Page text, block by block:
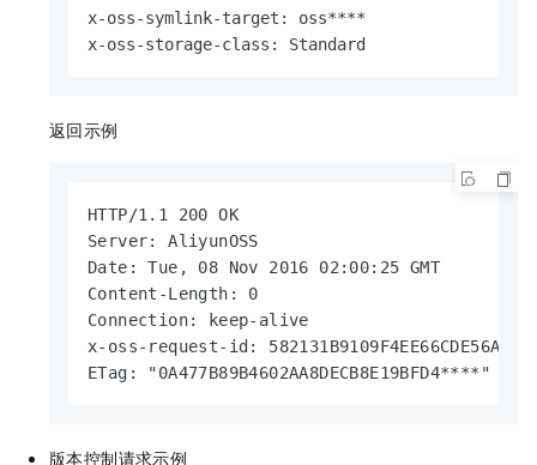
x-oss-symlink-target: oss****
x-oss-storage-class: Standard
返回示例
HTTP/1.1 200 OK
Server: AliyunOSS
Date: Tue, 08 Nov 2016 02:00:25 GMT
Content-Length: 0
Connection: keep-alive
x-oss-request-id: 582131B9109F4EE66CDE56A5
ETag: "0A477B89B4602AA8DECB8E19BFD4****"
版本控制请求示例